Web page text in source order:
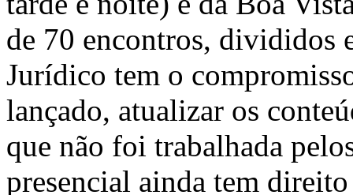
de 70 encontros, divididos
Jurídico tem o
lançado, atualizar os
que não foi trabalhada
presencial ainda tem